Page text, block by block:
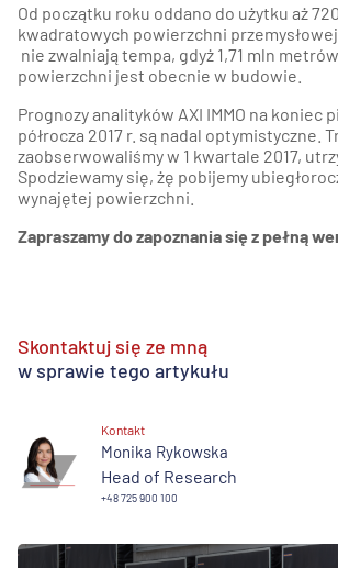
Od początku roku oddano do użytku aż
kwadratowych powierzchni
nie zwalniają tempa, gdyż 1,71 mln
powierzchni jest obecnie w budowie.
Prognozy analityków AXI IMMO na koniec
półrocza 2017 r. są nadal optymistyczne.
zaobserwowaliśmy w 1 kwartale 2017,
Spodziewamy się, żę pobijemy
wynajętej powierzchni.
Zapraszamy do zapoznania się z pełną
Skontaktuj się ze mną
w sprawie tego artykułu
Kontakt
Monika Rykowska
Head of Research
+48 725 900 100